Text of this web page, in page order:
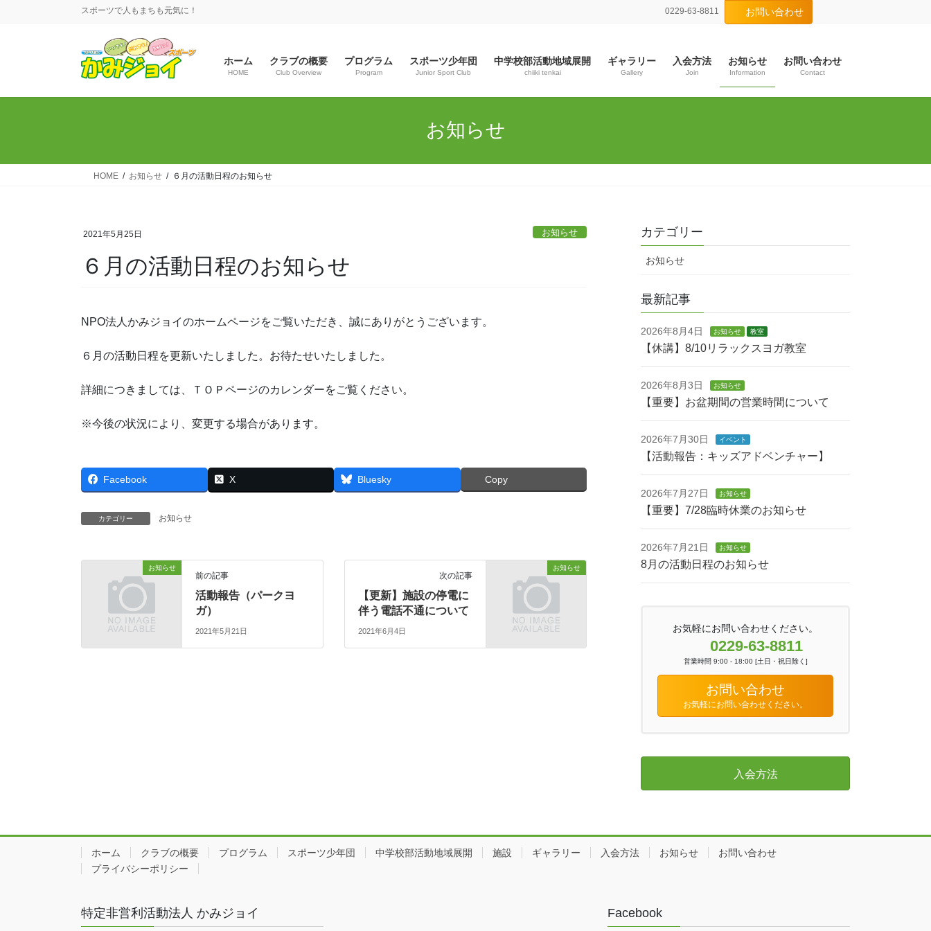
スポーツで人もまちも元気に！ 0229-63-8811 お問い合わせ
ホーム
HOME
クラブの概要
Club Overview
プログラム
Program
スポーツ少年団
Junior Sport Club
中学校部活動地域展開
chiiki tenkai
ギャラリー
Gallery
入会方法
Join
お知らせ
Information
お問い合わせ
Contact
お知らせ
HOME お知らせ ６月の活動日程のお知らせ
2021年5月25日 お知らせ
６月の活動日程のお知らせ
NPO法人かみジョイのホームページをご覧いただき、誠にありがとうございます。
６月の活動日程を更新いたしました。お待たせいたしました。
詳細につきましては、ＴＯＰページのカレンダーをご覧ください。
※今後の状況により、変更する場合があります。
Facebook X Bluesky Copy
カテゴリー お知らせ
お知らせ
前の記事
活動報告（パークヨ
ガ）
2021年5月21日
お知らせ
次の記事
【更新】施設の停電に
伴う電話不通について
2021年6月4日
カテゴリー
お知らせ
最新記事
2026年8月4日 お知らせ 教室
【休講】8/10リラックスヨガ教室
2026年8月3日 お知らせ
【重要】お盆期間の営業時間について
2026年7月30日 イベント
【活動報告：キッズアドベンチャー】
2026年7月27日 お知らせ
【重要】7/28臨時休業のお知らせ
2026年7月21日 お知らせ
8月の活動日程のお知らせ
お気軽にお問い合わせください。
0229-63-8811
営業時間 9:00 - 18:00 [土日・祝日除く]
お問い合わせ
お気軽にお問い合わせください。
入会方法
ホーム クラブの概要 プログラム スポーツ少年団 中学校部活動地域展開 施設 ギャラリー 入会方法 お知らせ
お問い合わせ
プライバシーポリシー
特定非営利活動法人 かみジョイ Facebook